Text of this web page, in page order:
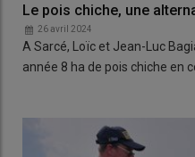
Le pois chiche, une
26 avril 2024
A Sarcé, Loïc et Jean-Luc
année 8 ha de pois chiche en